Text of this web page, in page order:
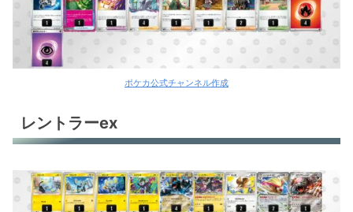
ポケカ公式チャンネル作成
レントラーex